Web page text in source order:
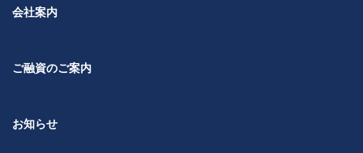
会社案内
ご融資のご案内
お知らせ